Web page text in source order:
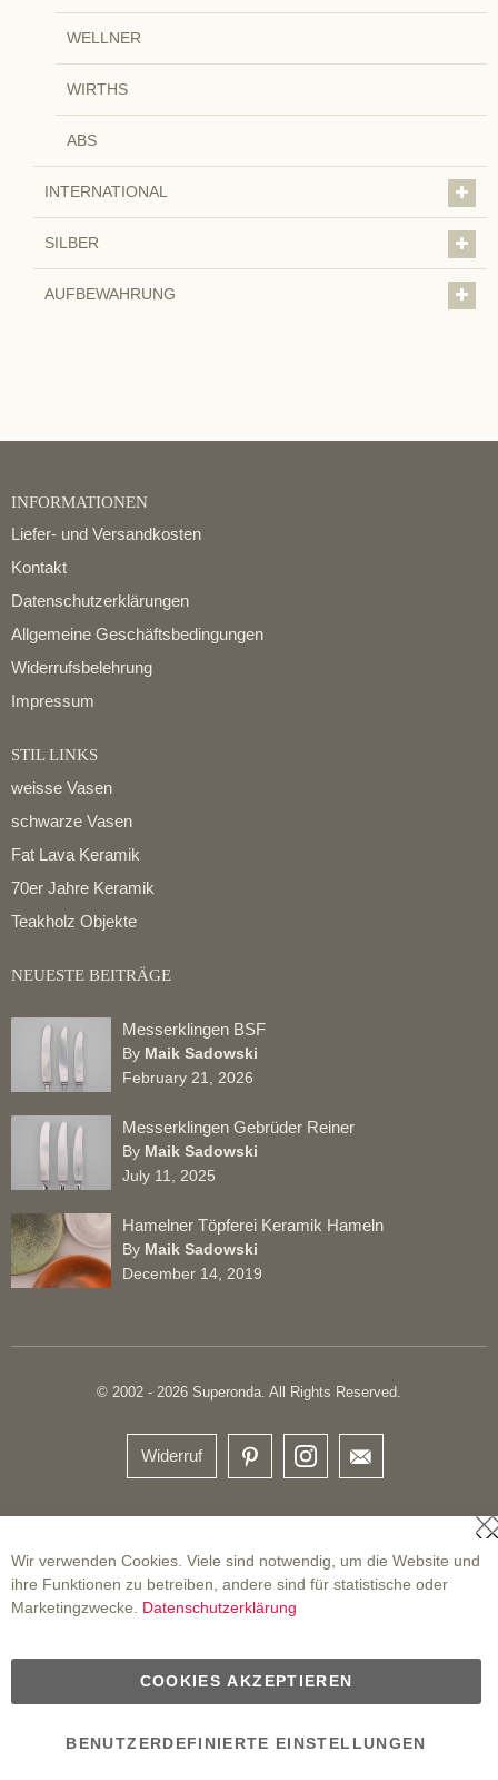
WELLNER
WIRTHS
ABS
INTERNATIONAL
SILBER
AUFBEWAHRUNG
INFORMATIONEN
Liefer- und Versandkosten
Kontakt
Datenschutzerklärungen
Allgemeine Geschäftsbedingungen
Widerrufsbelehrung
Impressum
STIL LINKS
weisse Vasen
schwarze Vasen
Fat Lava Keramik
70er Jahre Keramik
Teakholz Objekte
NEUESTE BEITRÄGE
Messerklingen BSF
By Maik Sadowski
February 21, 2026
Messerklingen Gebrüder Reiner
By Maik Sadowski
July 11, 2025
Hamelner Töpferei Keramik Hameln
By Maik Sadowski
December 14, 2019
© 2002 - 2026 Superonda. All Rights Reserved.
Widerruf
Wir verwenden Cookies. Viele sind notwendig, um die Website und
ihre Funktionen zu betreiben, andere sind für statistische oder
Marketingzwecke. Datenschutzerklärung
COOKIES AKZEPTIEREN
BENUTZERDEFINIERTE EINSTELLUNGEN